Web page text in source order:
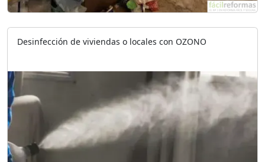
Desinfección de viviendas o locales con OZONO